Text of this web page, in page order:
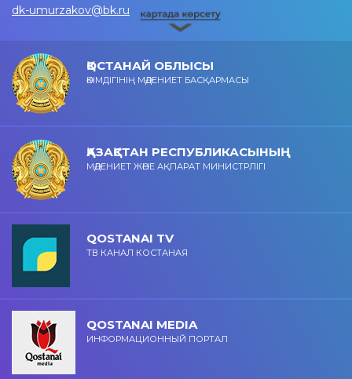
dk-umurzakov@bk.ru
ҚОСТАНАЙ ОБЛЫСЫ
ӘКІМДІГІНІҢ МӘДЕНИЕТ БАСҚАРМАСЫ
ҚАЗАҚСТАН РЕСПУБЛИКАСЫНЫҢ
МӘДЕНИЕТ ЖӘНЕ АҚПАРАТ МИНИСТРЛІГІ
QOSTANAI TV
ТВ КАНАЛ КОСТАНАЯ
QOSTANAI MEDIA
ИНФОРМАЦИОННЫЙ ПОРТАЛ